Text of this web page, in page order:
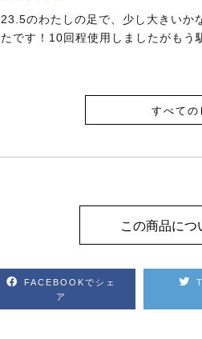
23.5のわたしの足で、少し大きいか
たです！10回程使用しましたがもう
すべての
この商品につ
FACEBOOKでシェ
ア